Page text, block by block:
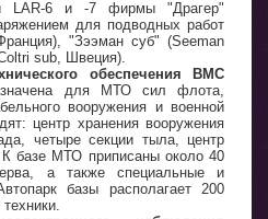
LAR-6 и -7 фирмы "Драгер"
для подводных работ
"Зээман суб" (Seeman
sub, Швеция).
обеспечения ВМС
для МТО сил флота,
вооружения и военной
центр хранения вооружения
четыре секции тыла, центр
базе МТО приписаны около 40
а также специальные и
базы располагает 200